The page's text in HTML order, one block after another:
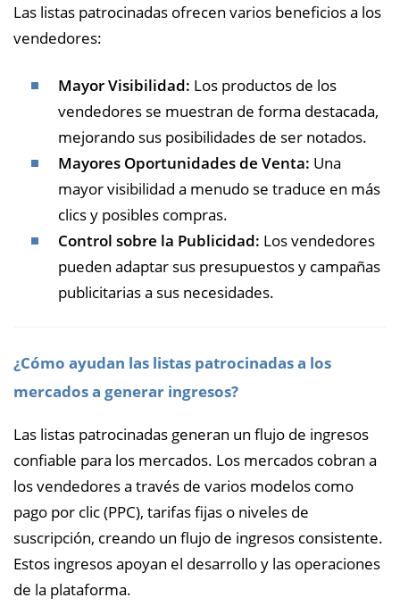
Las listas patrocinadas ofrecen varios beneficios a los
vendedores:
Mayor Visibilidad: Los productos de los
vendedores se muestran de forma destacada,
mejorando sus posibilidades de ser notados.
Mayores Oportunidades de Venta: Una
mayor visibilidad a menudo se traduce en más
clics y posibles compras.
Control sobre la Publicidad: Los vendedores
pueden adaptar sus presupuestos y campañas
publicitarias a sus necesidades.
¿Cómo ayudan las listas patrocinadas a los
mercados a generar ingresos?
Las listas patrocinadas generan un flujo de ingresos
confiable para los mercados. Los mercados cobran a
los vendedores a través de varios modelos como
pago por clic (PPC), tarifas fijas o niveles de
suscripción, creando un flujo de ingresos consistente.
Estos ingresos apoyan el desarrollo y las operaciones
de la plataforma.